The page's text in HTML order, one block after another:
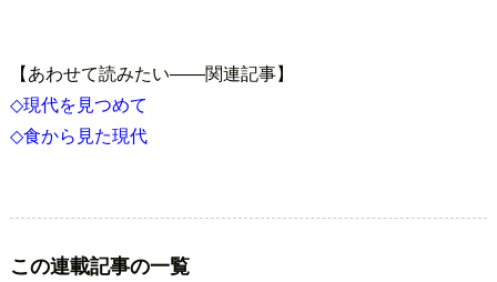
【あわせて読みたい――関連記事】
◇現代を見つめて
◇食から見た現代
この連載記事の一覧